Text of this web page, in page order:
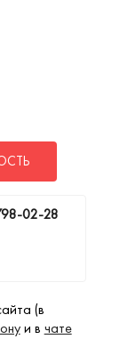
02-28
(в
и в чате